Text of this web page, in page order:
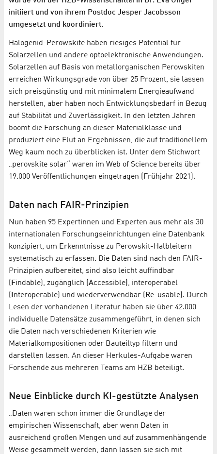
initiiert und von ihrem Postdoc Jesper Jacobsson
umgesetzt und koordiniert.
Halogenid-Perowskite haben riesiges Potential für
Solarzellen und andere optoelektronische Anwendungen.
Solarzellen auf Basis von metallorganischen Perowskiten
erreichen Wirkungsgrade von über 25 Prozent, sie lassen
sich preisgünstig und mit minimalem Energieaufwand
herstellen, aber haben noch Entwicklungsbedarf in Bezug
auf Stabilität und Zuverlässigkeit. In den letzten Jahren
boomt die Forschung an dieser Materialklasse und
produziert eine Flut an Ergebnissen, die auf traditionellem
Weg kaum noch zu überblicken ist. Unter dem Stichwort
„perovskite solar“ waren im Web of Science bereits über
19.000 Veröffentlichungen eingetragen (Frühjahr 2021).
Daten nach FAIR-Prinzipien
Nun haben 95 Expertinnen und Experten aus mehr als 30
internationalen Forschungseinrichtungen eine Datenbank
konzipiert, um Erkenntnisse zu Perowskit-Halbleitern
systematisch zu erfassen. Die Daten sind nach den FAIR-
Prinzipien aufbereitet, sind also leicht auffindbar
Findable), zugänglich ( Accessible), interoperabel
nteroperable) und wiederverwendbar ( Re-usable). Durch
Lesen der vorhandenen Literatur haben sie über 42.000
individuelle Datensätze zusammengeführt, in denen sich
die Daten nach verschiedenen Kriterien wie
Materialkompositionen oder Bauteiltyp filtern und
darstellen lassen. An dieser Herkules-Aufgabe waren
Forschende aus mehreren Teams am HZB beteiligt.
Neue Einblicke durch KI-gestützte Analysen
„Daten waren schon immer die Grundlage der
empirischen Wissenschaft, aber wenn Daten in
ausreichend großen Mengen und auf zusammenhängende
Weise gesammelt werden, dann lassen sie sich mit